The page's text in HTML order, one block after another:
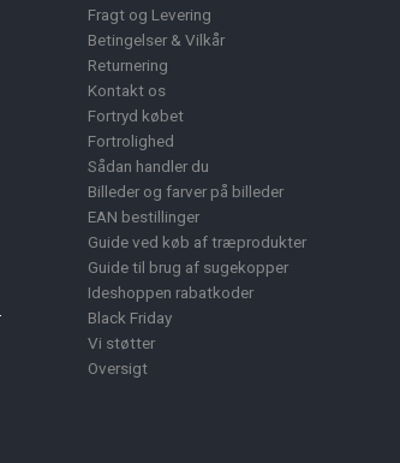
Fragt og Levering
Betingelser & Vilkår
Returnering
Kontakt os
Fortryd købet
Fortrolighed
Sådan handler du
Billeder og farver på billeder
EAN bestillinger
Guide ved køb af træprodukter
Guide til brug af sugekopper
Ideshoppen rabatkoder
Black Friday
Vi støtter
Oversigt